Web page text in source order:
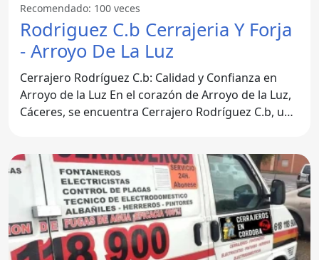
Recomendado: 100 veces
Rodriguez C.b Cerrajeria Y Forja
- Arroyo De La Luz
Cerrajero Rodríguez C.b: Calidad y Confianza en
Arroyo de la Luz En el corazón de Arroyo de la Luz,
Cáceres, se encuentra Cerrajero Rodríguez C.b, una